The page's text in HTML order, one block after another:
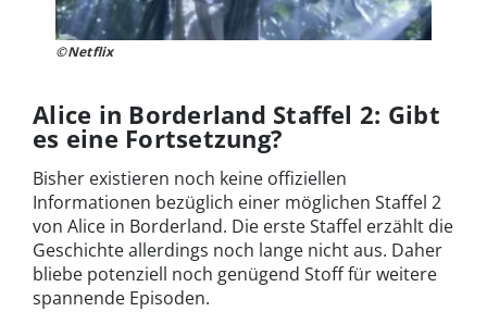
©Netflix
Alice in Borderland Staffel 2: Gibt
es eine Fortsetzung?
Bisher existieren noch keine offiziellen
Informationen bezüglich einer möglichen Staffel 2
von Alice in Borderland. Die erste Staffel erzählt die
Geschichte allerdings noch lange nicht aus. Daher
bliebe potenziell noch genügend Stoff für weitere
spannende Episoden.